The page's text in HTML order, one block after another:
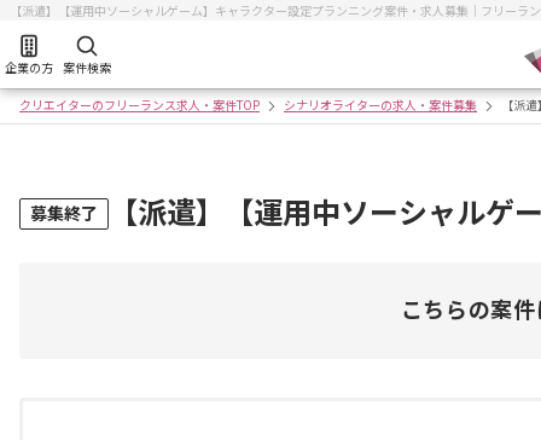
【派遣】【運用中ソーシャルゲーム】キャラクター設定プランニング案件・求人募集｜フリーラ
企業の方 案件検索
クリエイターのフリーランス求人・案件TOP シナリオライターの求人・案件募集 【派
募集終了 【派遣】【運用中ソーシャルゲ
こちらの案